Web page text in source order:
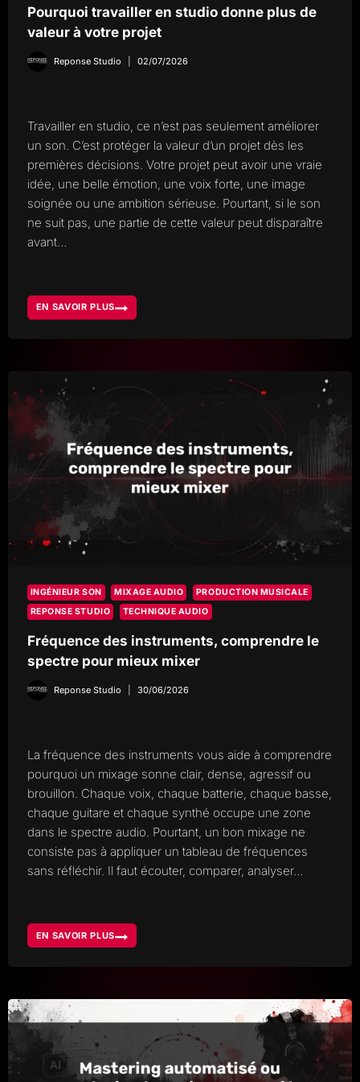
Pourquoi travailler en studio donne plus de
valeur à votre projet
Reponse Studio 02/07/2026
Travailler en studio, ce n’est pas seulement améliorer
un son. C’est protéger la valeur d’un projet dès les
premières décisions. Votre projet peut avoir une vraie
idée, une belle émotion, une voix forte, une image
soignée ou une ambition sérieuse. Pourtant, si le son
ne suit pas, une partie de cette valeur peut disparaître
avant…
EN SAVOIR PLUS
POURQUOI
TRAVAILLER
VOTRE
PROJET
INGÉNIEUR SON MIXAGE AUDIO
PRODUCTION MUSICALE
REPONSE STUDIO
TECHNIQUE AUDIO
Fréquence des instruments, comprendre le
spectre pour mieux mixer
Reponse Studio 30/06/2026
La fréquence des instruments vous aide à comprendre
pourquoi un mixage sonne clair, dense, agressif ou
brouillon. Chaque voix, chaque batterie, chaque basse,
chaque guitare et chaque synthé occupe une zone
dans le spectre audio. Pourtant, un bon mixage ne
consiste pas à appliquer un tableau de fréquences
sans réfléchir. Il faut écouter, comparer, analyser…
EN SAVOIR PLUS
FRÉQUENCE
DES
MIEUX
MIXER